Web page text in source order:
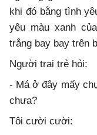
khi đó bằng tình
yêu màu xanh
trắng bay bay trên
Người trai trẻ hỏi:
- Má ở đây mấy
chưa?
Tôi cười cười: